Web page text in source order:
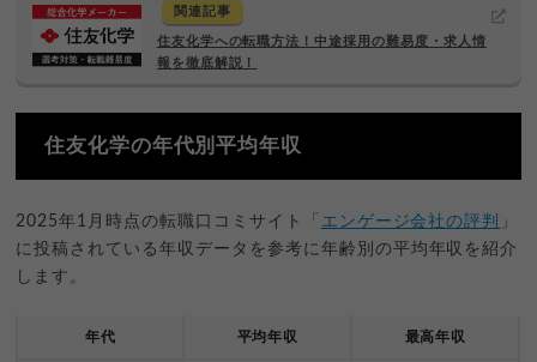
関連記事
住友化学への転職方法！中途採用の難易度・求人情
報を徹底解説！
住友化学の年代別平均年収
2025年1月時点の転職口コミサイト「 エンゲージ会社の評判
」
に投稿されている年収データを参考に年齢別の平均年収を紹介
します。
年代 平均年収 最高年収